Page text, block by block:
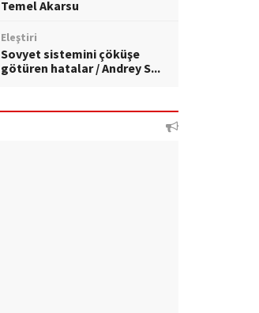
Temel Akarsu
Eleştiri
Sovyet sistemini çöküşe
götüren hatalar / Andrey S...